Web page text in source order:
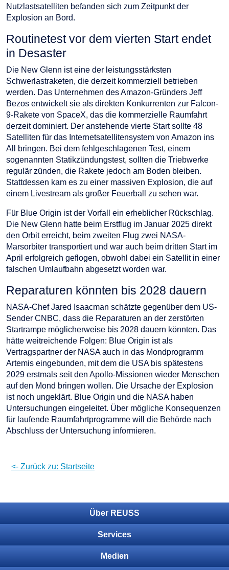
Nutzlastsatelliten befanden sich zum Zeitpunkt der
Explosion an Bord.
Routinetest vor dem vierten Start endet
in Desaster
Die New Glenn ist eine der leistungsstärksten
Schwerlastraketen, die derzeit kommerziell betrieben
werden. Das Unternehmen des Amazon-Gründers Jeff
Bezos entwickelt sie als direkten Konkurrenten zur Falcon-
9-Rakete von SpaceX, das die kommerzielle Raumfahrt
derzeit dominiert. Der anstehende vierte Start sollte 48
Satelliten für das Internetsatellitensystem von Amazon ins
All bringen. Bei dem fehlgeschlagenen Test, einem
sogenannten Statikzündungstest, sollten die Triebwerke
regulär zünden, die Rakete jedoch am Boden bleiben.
Stattdessen kam es zu einer massiven Explosion, die auf
einem Livestream als großer Feuerball zu sehen war.
Für Blue Origin ist der Vorfall ein erheblicher Rückschlag.
Die New Glenn hatte beim Erstflug im Januar 2025 direkt
den Orbit erreicht, beim zweiten Flug zwei NASA-
Marsorbiter transportiert und war auch beim dritten Start im
April erfolgreich geflogen, obwohl dabei ein Satellit in einer
falschen Umlaufbahn abgesetzt worden war.
Reparaturen könnten bis 2028 dauern
NASA-Chef Jared Isaacman schätzte gegenüber dem US-
Sender CNBC, dass die Reparaturen an der zerstörten
Startrampe möglicherweise bis 2028 dauern könnten. Das
hätte weitreichende Folgen: Blue Origin ist als
Vertragspartner der NASA auch in das Mondprogramm
Artemis eingebunden, mit dem die USA bis spätestens
2029 erstmals seit den Apollo-Missionen wieder Menschen
auf den Mond bringen wollen. Die Ursache der Explosion
ist noch ungeklärt. Blue Origin und die NASA haben
Untersuchungen eingeleitet. Über mögliche Konsequenzen
für laufende Raumfahrtprogramme will die Behörde nach
Abschluss der Untersuchung informieren.
<- Zurück zu: Startseite
Über REUSS
Services
Medien